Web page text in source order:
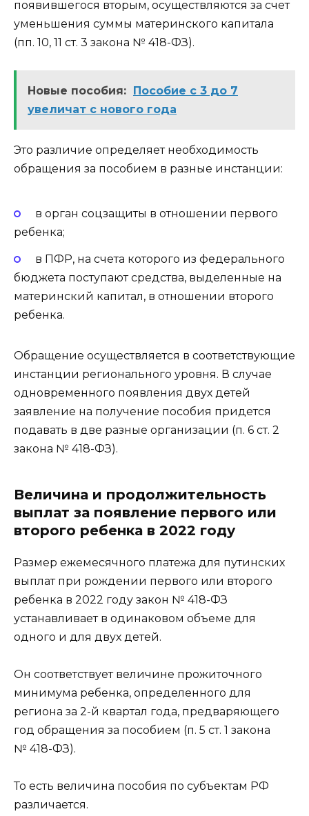
появившегося вторым, осуществляются за счет
уменьшения суммы материнского капитала
(пп. 10, 11 ст. 3 закона № 418-ФЗ).
Новые пособия: Пособие с 3 до 7
увеличат с нового года
Это различие определяет необходимость
обращения за пособием в разные инстанции:
в орган соцзащиты в отношении первого
ребенка;
в ПФР, на счета которого из федерального
бюджета поступают средства, выделенные на
материнский капитал, в отношении второго
ребенка.
Обращение осуществляется в соответствующие
инстанции регионального уровня. В случае
одновременного появления двух детей
заявление на получение пособия придется
подавать в две разные организации (п. 6 ст. 2
закона № 418-ФЗ).
Величина и продолжительность
выплат за появление первого или
второго ребенка в 2022 году
Размер ежемесячного платежа для путинских
выплат при рождении первого или второго
ребенка в 2022 году закон № 418-ФЗ
устанавливает в одинаковом объеме для
одного и для двух детей.
Он соответствует величине прожиточного
минимума ребенка, определенного для
региона за 2-й квартал года, предваряющего
год обращения за пособием (п. 5 ст. 1 закона
№ 418-ФЗ).
То есть величина пособия по субъектам РФ
различается.